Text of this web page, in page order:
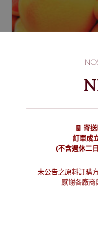
🧾 寄
訂單成
(不含週休二
未公告之原料訂購
感謝各廠商